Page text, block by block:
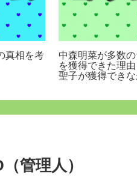
真相を考
中森明菜が多数
を獲得できた理由
聖子が獲得でき
管理人）